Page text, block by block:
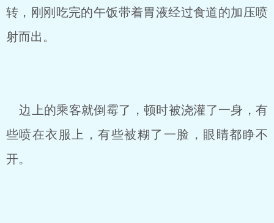
转，刚刚吃完的午饭带着胃液经过食道的加压喷
射而出。
边上的乘客就倒霉了，顿时被浇灌了一身，有
些喷在衣服上，有些被糊了一脸，眼睛都睁不
开。